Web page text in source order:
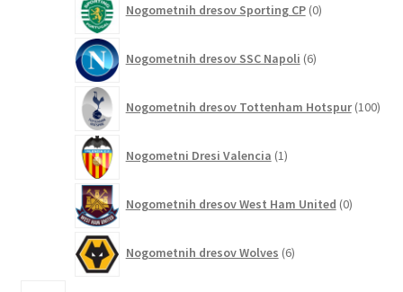
Nogometnih dresov Sporting CP 0izdelkov
Nogometnih dresov SSC Napoli 6izdelkov
Nogometnih dresov Tottenham Hotspur 100
Nogometni Dresi Valencia 1izdelek
Nogometnih dresov West Ham United 0izdelkov
Nogometnih dresov Wolves 6izdelkov